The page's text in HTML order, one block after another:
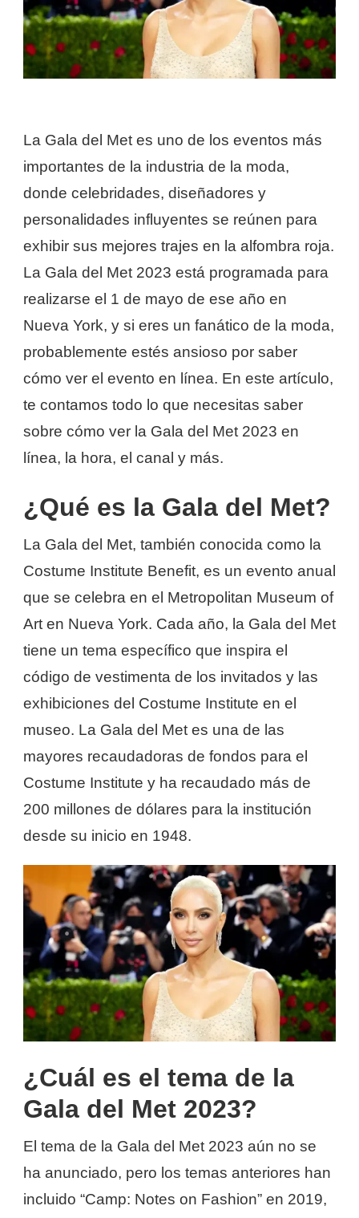
La Gala del Met es uno de los eventos más
importantes de la industria de la moda,
donde celebridades, diseñadores y
personalidades influyentes se reúnen para
exhibir sus mejores trajes en la alfombra roja.
La Gala del Met 2023 está programada para
realizarse el 1 de mayo de ese año en
Nueva York, y si eres un fanático de la moda,
probablemente estés ansioso por saber
cómo ver el evento en línea. En este artículo,
te contamos todo lo que necesitas saber
sobre cómo ver la Gala del Met 2023 en
línea, la hora, el canal y más.
¿Qué es la Gala del Met?
La Gala del Met, también conocida como la
Costume Institute Benefit, es un evento anual
que se celebra en el Metropolitan Museum of
Art en Nueva York. Cada año, la Gala del Met
tiene un tema específico que inspira el
código de vestimenta de los invitados y las
exhibiciones del Costume Institute en el
museo. La Gala del Met es una de las
mayores recaudadoras de fondos para el
Costume Institute y ha recaudado más de
200 millones de dólares para la institución
desde su inicio en 1948.
¿Cuál es el tema de la
Gala del Met 2023?
El tema de la Gala del Met 2023 aún no se
ha anunciado, pero los temas anteriores han
incluido “Camp: Notes on Fashion” en 2019,